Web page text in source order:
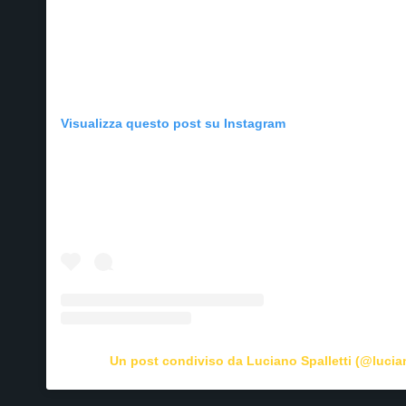
Visualizza questo post su Instagram
Un post condiviso da Luciano Spalletti